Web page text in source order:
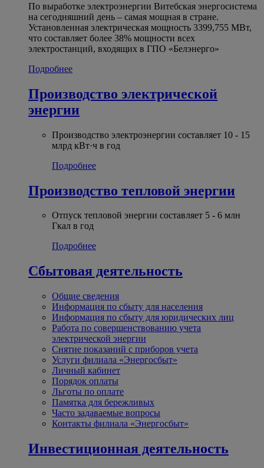
По выработке электроэнергии Витебская энергосистема
на сегодняшний день – самая мощная в стране.
Установленная электрическая мощность 3399,755 МВт,
что составляет более 38% мощности всех
электростанций, входящих в ГПО «Белэнерго»
Подробнее
Производство электрической
энергии
Производство электроэнергии составляет 10 - 15
млрд кВт·ч в год
Подробнее
Производство тепловой энергии
Отпуск тепловой энергии составляет 5 - 6 млн
Гкал в год
Подробнее
Сбытовая деятельность
Общие сведения
Информация по сбыту для населения
Информация по сбыту для юридических лиц
Работа по совершенствованию учета
электрической энергии
Снятие показаний с приборов учета
Услуги филиала «Энергосбыт»
Личный кабинет
Порядок оплаты
Льготы по оплате
Памятка для бережливых
Часто задаваемые вопросы
Контакты филиала «Энергосбыт»
Инвестиционная деятельность